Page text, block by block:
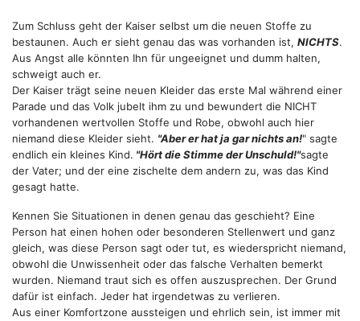
Zum Schluss geht der Kaiser selbst um die neuen Stoffe zu
bestaunen. Auch er sieht genau das was vorhanden ist, NICHTS.
Aus Angst alle könnten Ihn für ungeeignet und dumm halten,
schweigt auch er.
Der Kaiser trägt seine neuen Kleider das erste Mal während einer
Parade und das Volk jubelt ihm zu und bewundert die NICHT
vorhandenen wertvollen Stoffe und Robe, obwohl auch hier
niemand diese Kleider sieht. "Aber er hat ja gar nichts an!" sagte
endlich ein kleines Kind. "Hört die Stimme der Unschuld!"sagte
der Vater; und der eine zischelte dem andern zu, was das Kind
gesagt hatte.
Kennen Sie Situationen in denen genau das geschieht? Eine
Person hat einen hohen oder besonderen Stellenwert und ganz
gleich, was diese Person sagt oder tut, es wiederspricht niemand,
obwohl die Unwissenheit oder das falsche Verhalten bemerkt
wurden. Niemand traut sich es offen auszusprechen. Der Grund
dafür ist einfach. Jeder hat irgendetwas zu verlieren.
Aus einer Komfortzone aussteigen und ehrlich sein, ist immer mit